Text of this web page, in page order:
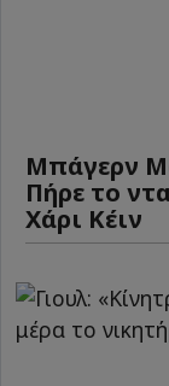
Μπάγερν
Πήρε το
Χάρι Κέιν